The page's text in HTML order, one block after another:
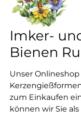
Imker-
Bienen
Unser
zum Einkaufen
können wir Sie